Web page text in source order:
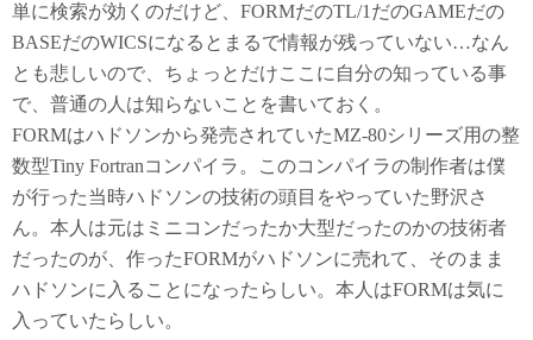
単に検索が効くのだけど、FORMだのTL/1だのGAMEだの
BASEだのWICSになるとまるで情報が残っていない…なん
とも悲しいので、ちょっとだけここに自分の知っている事
で、普通の人は知らないことを書いておく。
FORMはハドソンから発売されていたMZ-80シリーズ用の整
数型Tiny Fortranコンパイラ。このコンパイラの制作者は僕
が行った当時ハドソンの技術の頭目をやっていた野沢さ
ん。本人は元はミニコンだったか大型だったのかの技術者
だったのが、作ったFORMがハドソンに売れて、そのまま
ハドソンに入ることになったらしい。本人はFORMは気に
入っていたらしい。